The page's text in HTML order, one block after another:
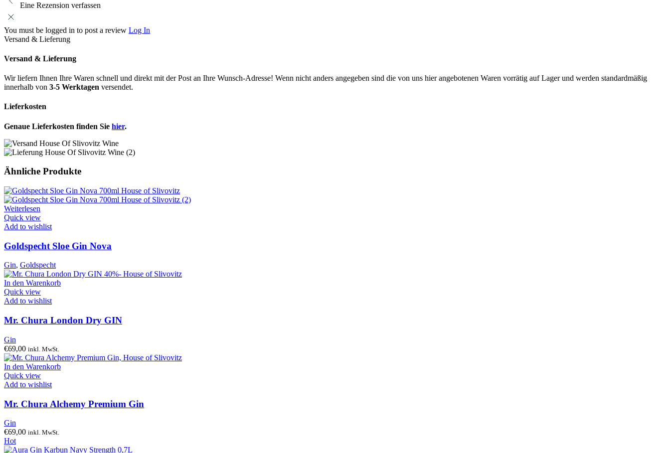
Eine Rezension verfassen
You must be logged in to post a review Log In
Versand & Lieferung
Versand & Lieferung
Wir liefern Ihnen Ihre Waren schnell und direkt mit der Post an Ihre Wunsch-Adresse! Wenn nicht anders angegeben sind die von uns hier angebotenen Waren vorrätig auf Lager und werden standardmäßig
innerhalb von 3-5 Werktagen versendet.
Lieferkosten
Genaue Lieferkosten finden Sie hier.
Ähnliche Produkte
Weiterlesen
Quick view
Add to wishlist
Goldspecht Sloe Gin Nova
Gin, Goldspecht
In den Warenkorb
Quick view
Add to wishlist
Mr. Chura London Dry GIN
Gin
€69,00 inkl. MwSt.
In den Warenkorb
Quick view
Add to wishlist
Mr. Chura Alchemy Premium Gin
Gin
€69,00 inkl. MwSt.
Hot